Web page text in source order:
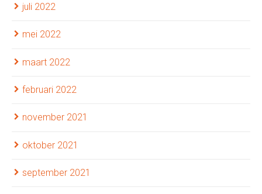
juli 2022
mei 2022
maart 2022
februari 2022
november 2021
oktober 2021
september 2021